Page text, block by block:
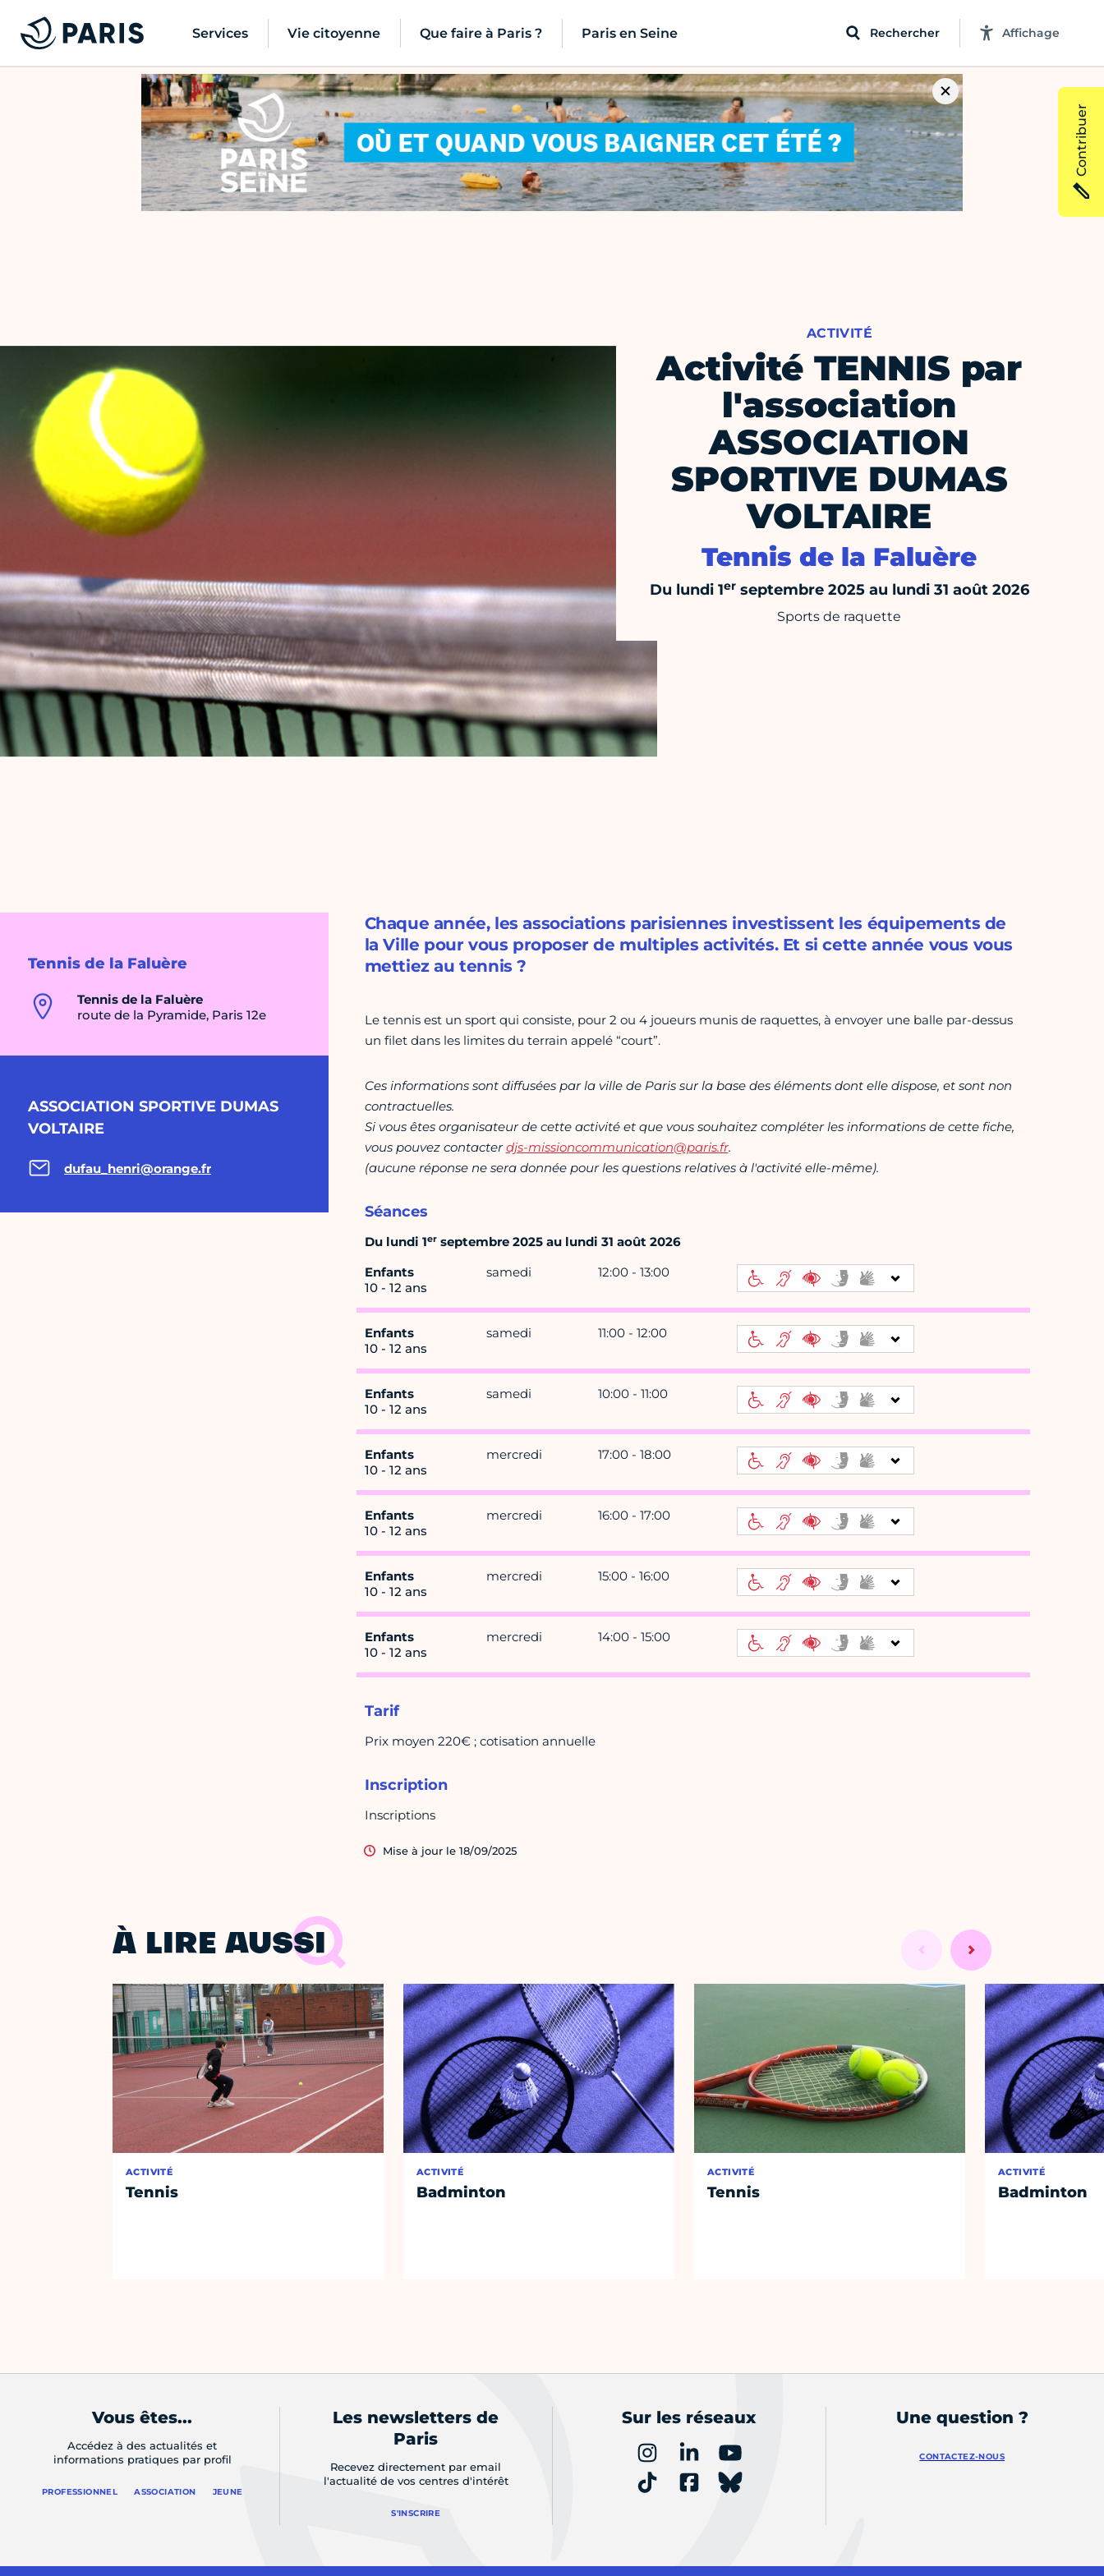
Services Vie citoyenne Que faire à Paris ? Paris en Seine Rechercher Affichage
ACTIVITÉ
Activité TENNIS par
l'association
ASSOCIATION
SPORTIVE DUMAS
VOLTAIRE
Tennis de la Faluère
Du lundi 1erseptembre 2025 au lundi 31 août 2026
Sports de raquette
Tennis de la Faluère
Tennis de la Faluère
route de la Pyramide, Paris 12e
ASSOCIATION SPORTIVE DUMAS
VOLTAIRE
dufau_henri@orange.fr
Chaque année, les associations parisiennes investissent les équipements de
la Ville pour vous proposer de multiples activités. Et si cette année vous vous
mettiez au tennis ?
Le tennis est un sport qui consiste, pour 2 ou 4 joueurs munis de raquettes, à envoyer une balle par-dessus
un filet dans les limites du terrain appelé “court”.
Ces informations sont diffusées par la ville de Paris sur la base des éléments dont elle dispose, et sont non
contractuelles.
Si vous êtes organisateur de cette activité et que vous souhaitez compléter les informations de cette fiche,
vous pouvez contacterdjs-missioncommunication@paris.fr.
(aucune réponse ne sera donnée pour les questions relatives à l'activité elle-même).
Séances
Du lundi 1erseptembre 2025 au lundi 31 août 2026
Enfants
10 - 12 ans
samedi 12:00 - 13:00
Enfants
10 - 12 ans
samedi 11:00 - 12:00
Enfants
10 - 12 ans
samedi 10:00 - 11:00
Enfants
10 - 12 ans
mercredi 17:00 - 18:00
Enfants
10 - 12 ans
mercredi 16:00 - 17:00
Enfants
10 - 12 ans
mercredi 15:00 - 16:00
Enfants
10 - 12 ans
mercredi 14:00 - 15:00
Tarif
Prix moyen 220€ ; cotisation annuelle
Inscription
Inscriptions
Mise à jour le 18/09/2025
À LIRE AUSSI
ACTIVITÉ
Tennis
ACTIVITÉ
Badminton
ACTIVITÉ
Tennis
ACTIVITÉ
Badminton
Contribuer
Vous êtes...
Accédez à des actualités et
informations pratiques par profil
PROFESSIONNEL ASSOCIATION JEUNE
Les newsletters de
Paris
Recevez directement par email
l'actualité de vos centres d'intérêt
S'INSCRIRE
Sur les réseaux Une question ?
CONTACTEZ-NOUS